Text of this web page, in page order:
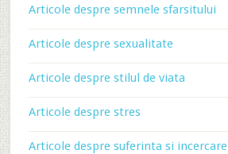
Articole despre semnele sfarsitului
Articole despre sexualitate
Articole despre stilul de viata
Articole despre stres
Articole despre suferinta si incercare